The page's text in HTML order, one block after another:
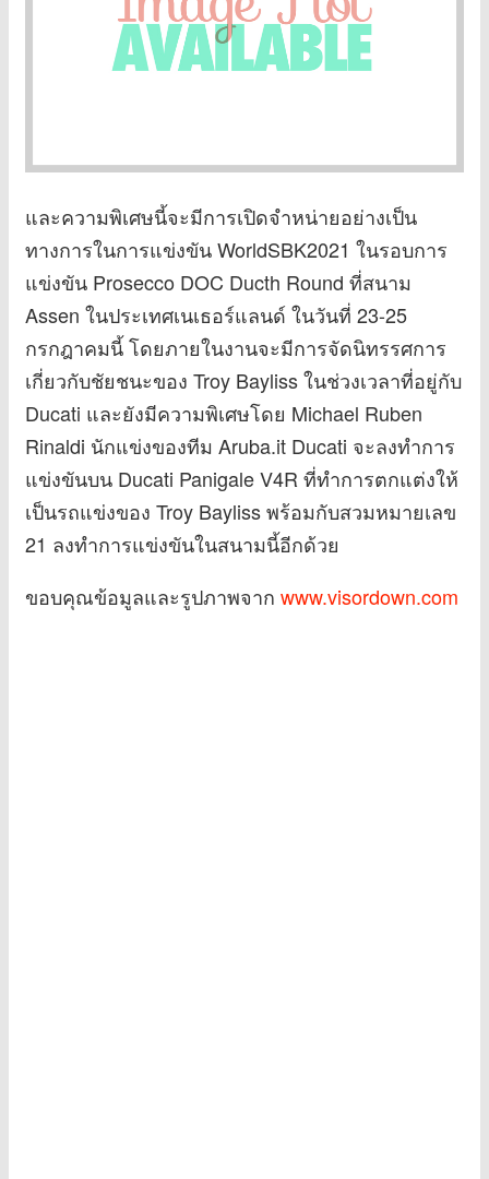
และความพิเศษนี้จะมีการเปิดจำหน่ายอย่างเป็น
ทางการในการแข่งขัน WorldSBK2021 ในรอบการ
แข่งขัน Prosecco DOC Ducth Round ที่สนาม
Assen ในประเทศเนเธอร์แลนด์ ในวันที่ 23-25
กรกฎาคมนี้ โดยภายในงานจะมีการจัดนิทรรศการ
เกี่ยวกับชัยชนะของ Troy Bayliss ในช่วงเวลาที่อยู่กับ
Ducati และยังมีความพิเศษโดย Michael Ruben
Rinaldi นักแข่งของทีม Aruba.it Ducati จะลงทำการ
แข่งขันบน Ducati Panigale V4R ที่ทำการตกแต่งให้
เป็นรถแข่งของ Troy Bayliss พร้อมกับสวมหมายเลข
21 ลงทำการแข่งขันในสนามนี้อีกด้วย
ขอบคุณข้อมูลและรูปภาพจาก www.visordown.com